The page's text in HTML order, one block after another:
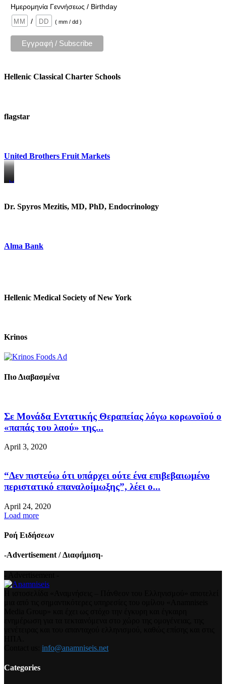
Ημερομηνία Γεννήσεως / Birthday
/
( mm / dd )
Hellenic Classical Charter Schools
flagstar
United Brothers Fruit Markets
https://www.unitedbrothersfruitmarkets.com/
https://www.unitedbrothersfruitmarkets.com/
Dr. Spyros Mezitis, MD, PhD, Endocrinology
Alma Bank
Hellenic Medical Society of New York
Krinos
Πιο Διαβασμένα
Σε Μονάδα Εντατικής Θεραπείας λόγω κορωνοϊού ο
«παπάς του λαού» της...
April 3, 2020
“Δεν πιστεύω ότι υπάρχει ούτε ένα επιβεβαιωμένο
περιστατικό επαναλοίμωξης”, λέει ο...
April 24, 2020
Load more
Ροή Ειδήσεων
-Advertisement / Διαφήμιση-
info@anamniseis.net
Categories